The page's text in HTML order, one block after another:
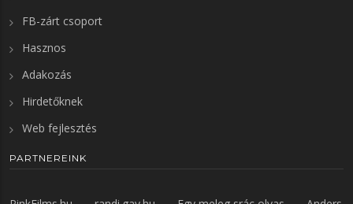
FB-zárt csoport
Hasznos
Adakozás
Hirdetőknek
Web fejlesztés
PARTNEREINK